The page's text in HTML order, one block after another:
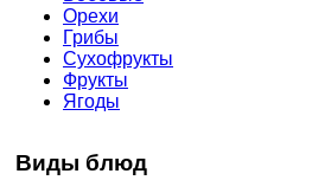
Орехи
Грибы
Сухофрукты
Фрукты
Ягоды
Виды блюд